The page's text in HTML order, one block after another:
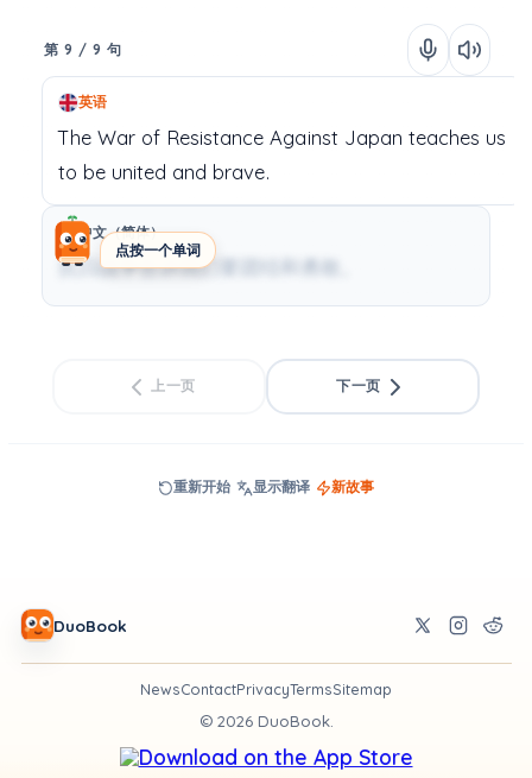
点按一个单词
第 9 / 9 句
英语
The War of Resistance Against Japan teaches us
to be united and brave.
中文（简体）
抗日战争告诉我们要团结和勇敢。
上一页 下一页
重新开始 显示翻译 新故事
DuoBook
NewsContactPrivacyTermsSitemap
© 2026DuoBook.